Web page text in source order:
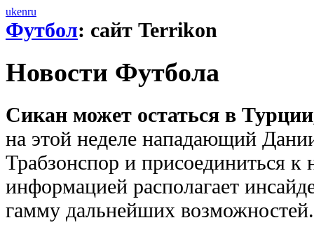
ukenru
Футбол: сайт Terrikon
Новости Футбола
Сикан может остаться в
на этой неделе нападающий
Трабзонспор и присоединиться к
информацией располагает
гамму дальнейших возможностей.